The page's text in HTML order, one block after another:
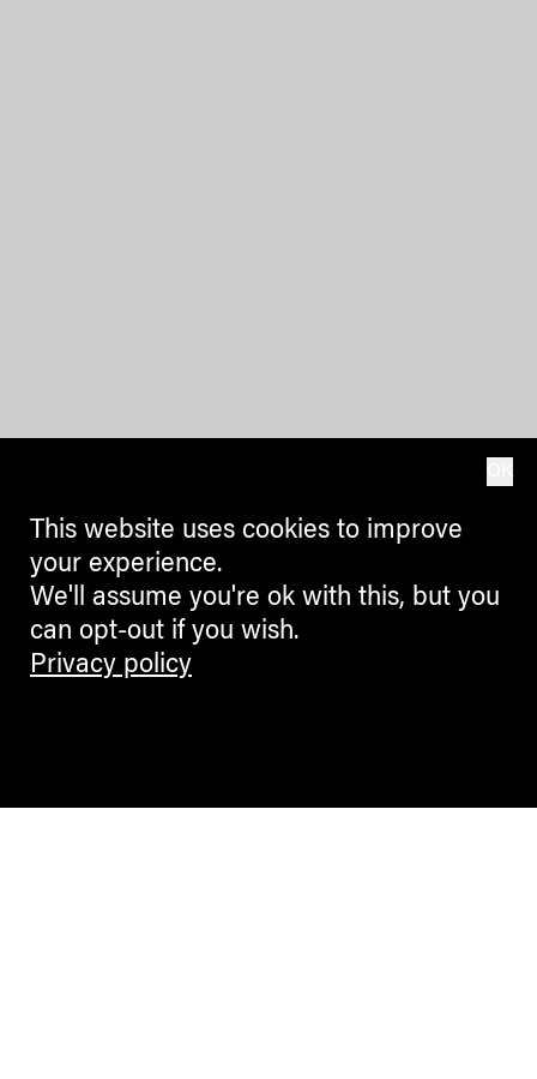
This website uses cookies to improve
your experience.
We'll assume you're ok with this, but you
can opt-out if you wish.
Privacy policy